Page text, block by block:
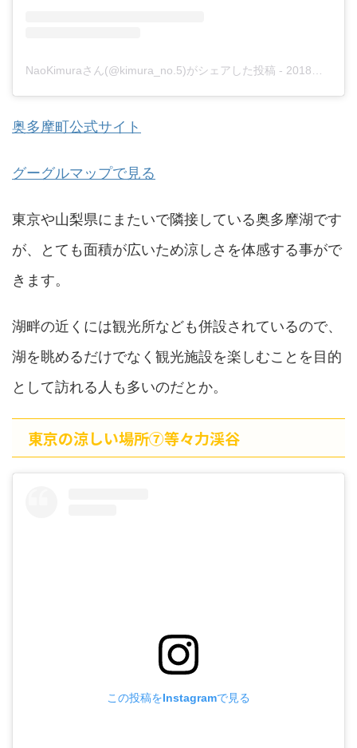
NaoKimuraさん(@kimura_no.5)がシェアした投稿 - 2018年 6月月10日午前12時08分PDT
奥多摩町公式サイト
グーグルマップで見る
東京や山梨県にまたいで隣接している奥多摩湖です
が、とても面積が広いため涼しさを体感する事がで
きます。
湖畔の近くには観光所なども併設されているので、
湖を眺めるだけでなく観光施設を楽しむことを目的
として訪れる人も多いのだとか。
東京の涼しい場所⑦等々力渓谷
この投稿をInstagramで見る